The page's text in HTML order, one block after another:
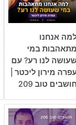
אנחנו
במי
לנו רע? עם
מירון ליכטר |
טוב 209